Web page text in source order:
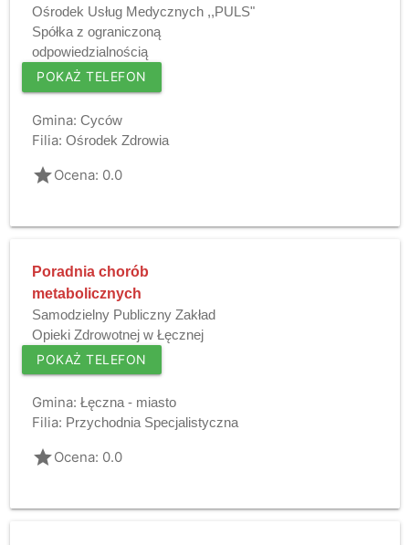
Ośrodek Usług Medycznych ,,PULS"
Spółka z ograniczoną
odpowiedzialnością
POKAŻ TELEFON
Gmina: Cyców
Filia: Ośrodek Zdrowia
gradeOcena: 0.0
Poradnia chorób
metabolicznych
Samodzielny Publiczny Zakład
Opieki Zdrowotnej w Łęcznej
POKAŻ TELEFON
Gmina: Łęczna - miasto
Filia: Przychodnia Specjalistyczna
gradeOcena: 0.0